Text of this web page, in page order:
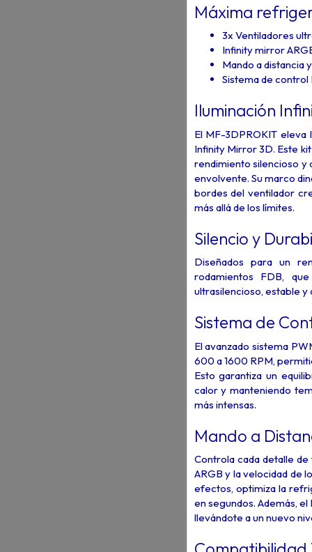
Máxima
3x Ventiladores
Infinity mirror
Mando a distancia
Sistema de control
Iluminación
El MF-3DPROKIT
Infinity Mirror 3D. Este
rendimiento silencioso y
envolvente. Su marco
bordes del ventilador
más allá de los límites.
Silencio y
Diseñados para un
rodamientos FDB,
ultrasilencioso, estable y
Sistema de
El avanzado sistema
600 a 1600 RPM,
Esto garantiza un
calor y manteniendo
más intensas.
Mando a
Controla cada detalle de
ARGB y la velocidad de
efectos, optimiza la
en segundos. Además,
llevándote a un nuevo